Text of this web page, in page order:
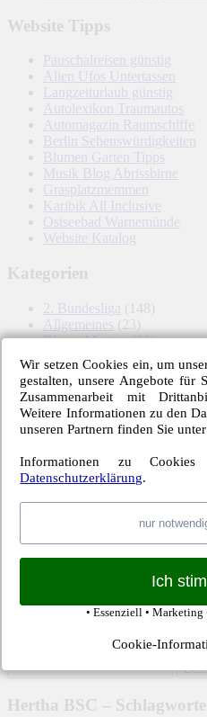
Website Tipps
Pauschalreisen günstig
Alien Ufos Untertassen
Langzeiturlaub günstig
Autolexikon Traumautos
Automagazin Raumschiffe
Berlin Sehenswürdigkeiten
Blumen Garten Tipps
Musik Blog Abrissbirne
Grasplatzmemmen
Karibik All Inclusive
Ostseebad Warnemünde
Website Katalog
Kategorien
2. Bundesliga (148)
Allgemeines (23)
Blauer Montag(22)
Bundesliga(445)
DFB-Auswahl(17)
DFB-Pokal(62)
EM(21)
Freundschaftsspiel (22)
Hertha BSC Berlin(699)
Relegationsspiel
(4)
Schiedsrichter(21)
Transfers(7)
UEFA Europa League(22)
Meta
Eintrags-Feed
Kommentar-Feed
WordPress.org
Hertha BSC – Schlagworte
Wir setzen Cookies ein, um
gestalten, unsere Angebote für
Zusammenarbeit mit
Weitere Informationen zu den
unseren Partnern finden Sie
Informationen zu
Datenschutzerklärung.
nur
Ich
• Essenziell •
Cookie-